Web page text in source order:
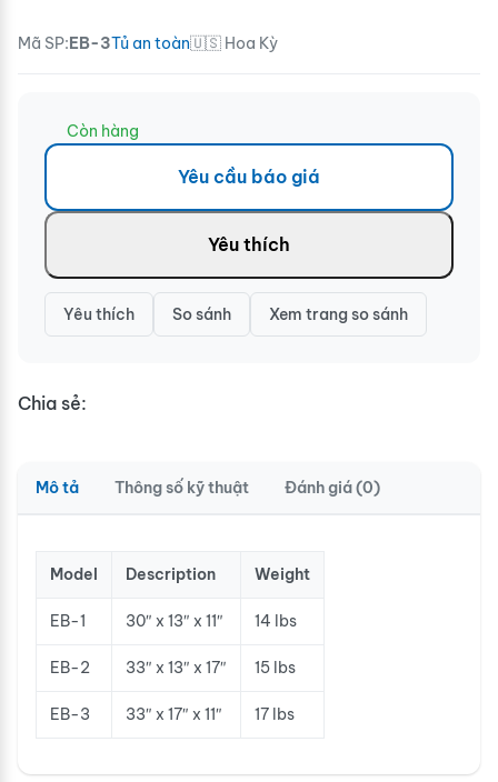
Mã SP:EB-3Tủ an toàn🇺🇸 Hoa Kỳ
Còn hàng
Yêu cầu báo giá
Yêu thích
Yêu thích So sánh Xem trang so sánh
Chia sẻ:
Mô tả Thông số kỹ thuật Đánh giá (0)
Model Description Weight
EB-1 30″ x 13″ x 11″ 14 lbs
EB-2 33″ x 13″ x 17″ 15 lbs
EB-3 33″ x 17″ x 11″ 17 lbs